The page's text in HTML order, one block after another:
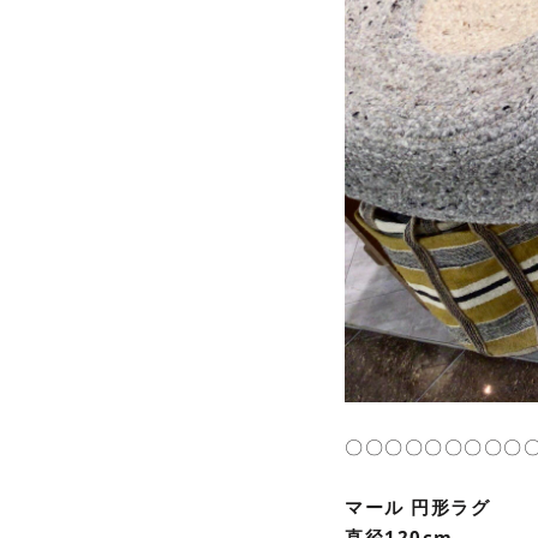
〇〇〇〇〇〇〇〇〇
マール 円形ラグ